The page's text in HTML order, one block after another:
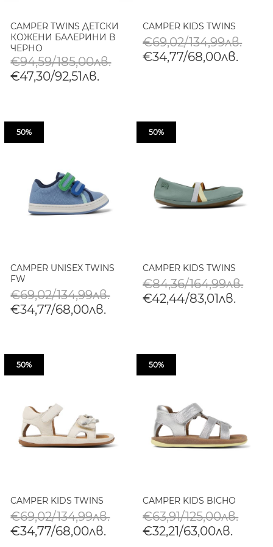
CAMPER TWINS ДЕТСКИ
КОЖЕНИ БАЛЕРИНИ В
ЧЕРНО
€94,59/185,00лв.
€47,30/92,51лв.
CAMPER KIDS TWINS
€69,02/134,99лв.
€34,77/68,00лв.
50%
CAMPER UNISEX TWINS
FW
€69,02/134,99лв.
€34,77/68,00лв.
50%
CAMPER KIDS TWINS
€84,36/164,99лв.
€42,44/83,01лв.
50%
CAMPER KIDS TWINS
€69,02/134,99лв.
€34,77/68,00лв.
50%
CAMPER KIDS BICHO
€63,91/125,00лв.
€32,21/63,00лв.